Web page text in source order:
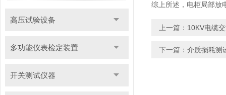
高压试验设备
多功能仪表检定装置
开关测试仪器
综上所述，电柜局部放
上一篇： 10KV电缆
下一篇： 介质损耗测